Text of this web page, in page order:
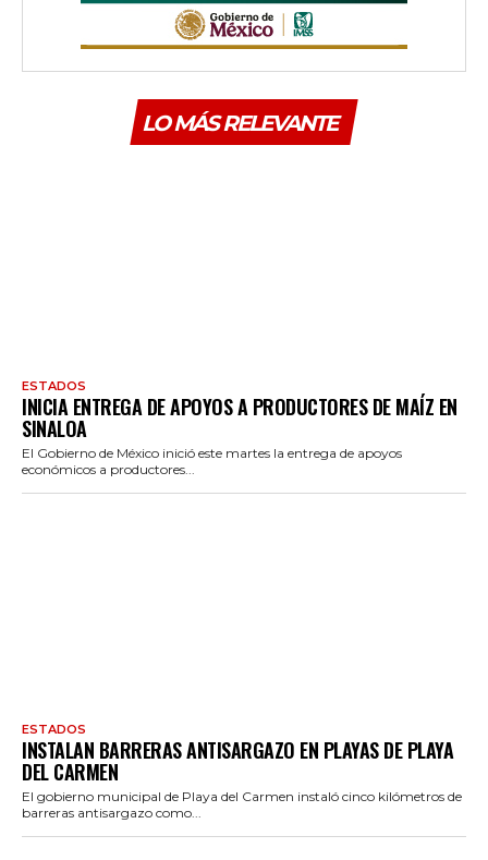
LO MÁS RELEVANTE
ESTADOS
INICIA ENTREGA DE APOYOS A PRODUCTORES DE MAÍZ EN
SINALOA
El Gobierno de México inició este martes la entrega de apoyos
económicos a productores...
ESTADOS
INSTALAN BARRERAS ANTISARGAZO EN PLAYAS DE PLAYA
DEL CARMEN
El gobierno municipal de Playa del Carmen instaló cinco kilómetros de
barreras antisargazo como...